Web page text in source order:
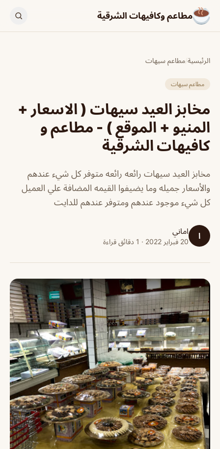
مطاعم وكافيهات الشرقية
الرئيسية/مطاعم سيهات
مطاعم سيهات
مخابز العيد سيهات ( الاسعار +
المنيو + الموقع ) - مطاعم و
كافيهات الشرقية
مخابز العيد سيهات رائعه رائعه متوفر كل شيء عندهم
والأسعار جميله وما يضيفوا القيمه المضافة علي العميل
كل شيء موجود عندهم ومتوفر عندهم للدايت
ا اماني
20 فبراير 2022 · 1 دقائق قراءة